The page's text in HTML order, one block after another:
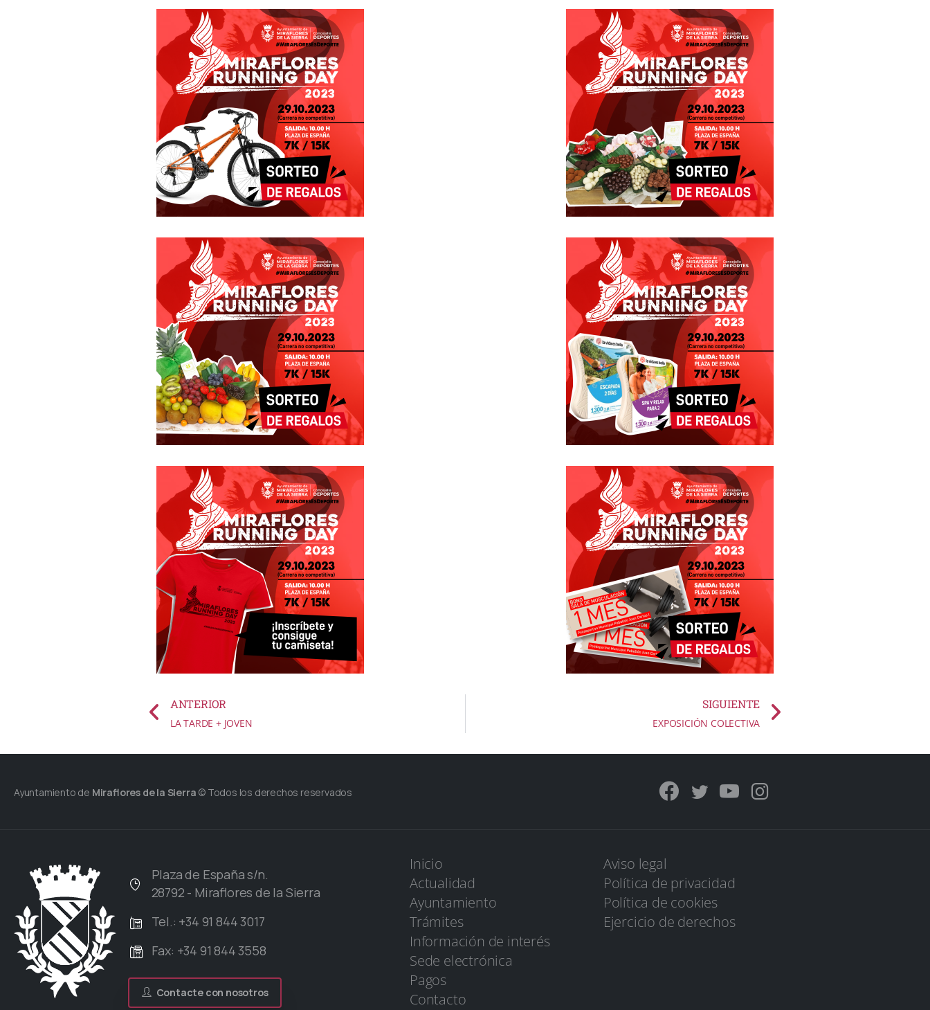
ANTERIOR
LA TARDE + JOVEN
SIGUIENTE
EXPOSICIÓN COLECTIVA
Ayuntamiento de Miraflores de la Sierra © Todos los derechos reservados
Plaza de España s/n.
28792 - Miraflores de la Sierra
Tel.: +34 91 844 3017
Fax: +34 91 844 3558
Contacte con nosotros
Inicio
Actualidad
Ayuntamiento
Trámites
Información de interés
Sede electrónica
Pagos
Contacto
Aviso legal
Política de privacidad
Política de cookies
Ejercicio de derechos